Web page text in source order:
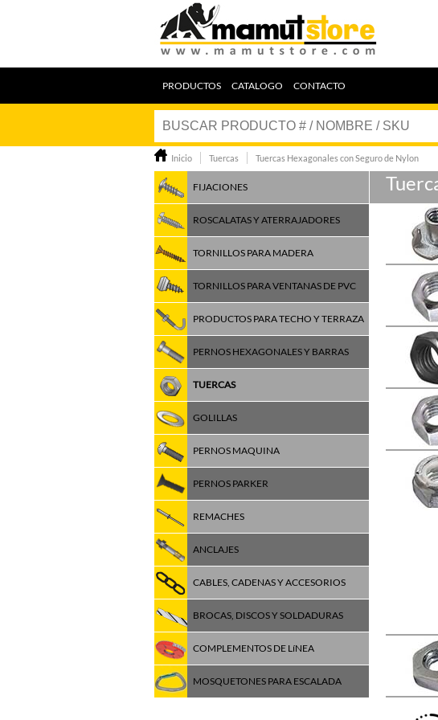
PRODUCTOS CATALOGO CONTACTO
Inicio Tuercas Tuercas Hexagonales con Seguro de Nylon
FIJACIONES
ROSCALATAS Y ATERRAJADORES
TORNILLOS PARA MADERA
TORNILLOS PARA VENTANAS DE PVC
PRODUCTOS PARA TECHO Y TERRAZA
PERNOS HEXAGONALES Y BARRAS
TUERCAS
GOLILLAS
PERNOS MAQUINA
PERNOS PARKER
REMACHES
ANCLAJES
CABLES, CADENAS Y ACCESORIOS
BROCAS, DISCOS Y SOLDADURAS
COMPLEMENTOS DE LíNEA
MOSQUETONES PARA ESCALADA